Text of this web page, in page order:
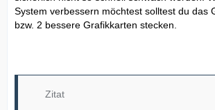
System verbessern möchtest solltest du das
bzw. 2 bessere Grafikkarten stecken.
Zitat